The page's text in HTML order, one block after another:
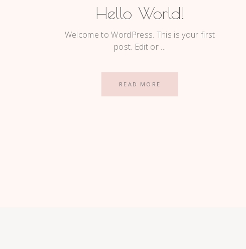
Hello World!
Welcome to WordPress. This is your first
post. Edit or
READ MORE